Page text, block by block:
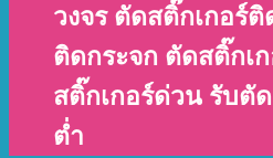
วงจร ตัดสติ๊กเกอร์
ติดกระจก ตัดสติ๊กเ
สติ๊กเกอร์ด่วน รับตั
ต่ำ